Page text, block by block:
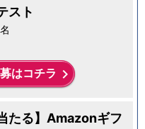
スト
はコチラ keyboard_arrow_right
たる】Amazonギフ